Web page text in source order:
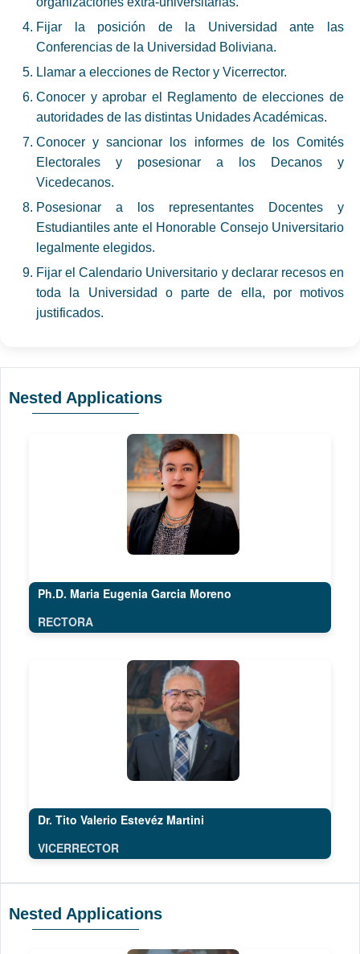
Fijar la posición de la Universidad ante las
Conferencias de la Universidad Boliviana.
Llamar a elecciones de Rector y Vicerrector.
Conocer y aprobar el Reglamento de elecciones de
autoridades de las distintas Unidades Académicas.
Conocer y sancionar los informes de los Comités
Electorales y posesionar a los Decanos y
Vicedecanos.
Posesionar a los representantes Docentes y
Estudiantiles ante el Honorable Consejo Universitario
legalmente elegidos.
Fijar el Calendario Universitario y declarar recesos en
toda la Universidad o parte de ella, por motivos
justificados.
Nested Applications
Ph.D. Maria Eugenia Garcia Moreno
RECTORA
Dr. Tito Valerio Estevéz Martini
VICERRECTOR
Nested Applications